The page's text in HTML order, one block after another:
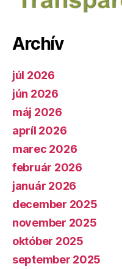
Archív
júl 2026
jún 2026
máj 2026
apríl 2026
marec 2026
február 2026
január 2026
december 2025
november 2025
október 2025
september 2025